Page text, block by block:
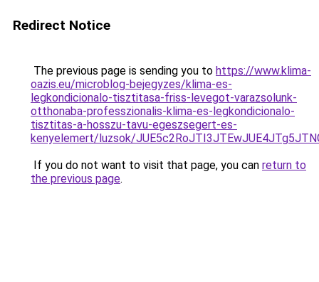
Redirect Notice
The previous page is sending you to https://www.klima-
oazis.eu/microblog-bejegyzes/klima-es-
legkondicionalo-tisztitasa-friss-levegot-varazsolunk-
otthonaba-professzionalis-klima-es-legkondicionalo-
tisztitas-a-hosszu-tavu-egeszsegert-es-
kenyelemert/luzsok/
If you do not want to visit that page, you can return to
the previous page.